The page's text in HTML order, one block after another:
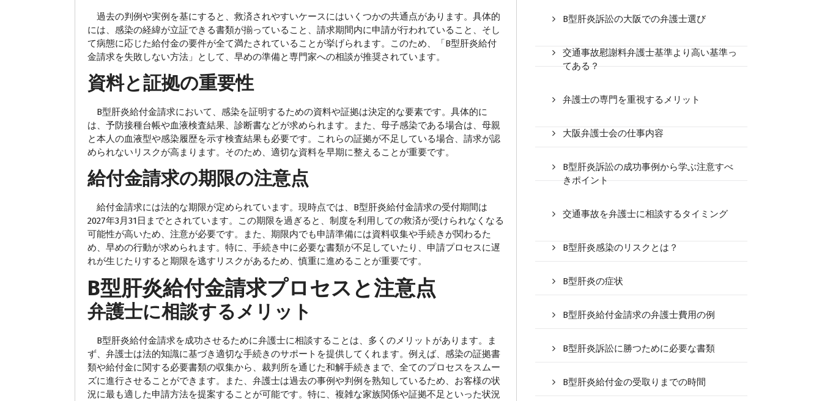
過去の判例や実例を基にすると、救済されやすいケースにはいくつかの共通点があります。具体的
には、感染の経緯が立証できる書類が揃っていること、請求期間内に申請が行われていること、そし
て病態に応じた給付金の要件が全て満たされていることが挙げられます。このため、「B型肝炎給付
金請求を失敗しない方法」として、早めの準備と専門家への相談が推奨されています。
資料と証拠の重要性
B型肝炎給付金請求において、感染を証明するための資料や証拠は決定的な要素です。具体的に
は、予防接種台帳や血液検査結果、診断書などが求められます。また、母子感染である場合は、母親
と本人の血液型や感染履歴を示す検査結果も必要です。これらの証拠が不足している場合、請求が認
められないリスクが高まります。そのため、適切な資料を早期に整えることが重要です。
給付金請求の期限の注意点
給付金請求には法的な期限が定められています。現時点では、B型肝炎給付金請求の受付期間は
2027年3月31日までとされています。この期限を過ぎると、制度を利用しての救済が受けられなくなる
可能性が高いため、注意が必要です。また、期限内でも申請準備には資料収集や手続きが関わるた
め、早めの行動が求められます。特に、手続き中に必要な書類が不足していたり、申請プロセスに遅
れが生じたりすると期限を逃すリスクがあるため、慎重に進めることが重要です。
B型肝炎給付金請求プロセスと注意点
弁護士に相談するメリット
B型肝炎給付金請求を成功させるために弁護士に相談することは、多くのメリットがあります。ま
ず、弁護士は法的知識に基づき適切な手続きのサポートを提供してくれます。例えば、感染の証拠書
類や給付金に関する必要書類の収集から、裁判所を通じた和解手続きまで、全てのプロセスをスムー
ズに進行させることができます。また、弁護士は過去の事例や判例を熟知しているため、お客様の状
況に最も適した申請方法を提案することが可能です。特に、複雑な家族関係や証拠不足といった状況
B型肝炎訴訟の大阪での弁護士選び
交通事故慰謝料弁護士基準より高い基準っ
てある？
弁護士の専門を重視するメリット
大阪弁護士会の仕事内容
B型肝炎訴訟の成功事例から学ぶ注意すべ
きポイント
交通事故を弁護士に相談するタイミング
B型肝炎感染のリスクとは？
B型肝炎の症状
B型肝炎給付金請求の弁護士費用の例
B型肝炎訴訟に勝つために必要な書類
B型肝炎給付金の受取りまでの時間